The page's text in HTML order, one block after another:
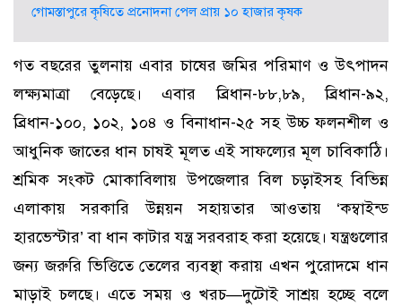
গোমস্তাপুরে কৃষিতে প্রনোদনা পেল প্রায় ১০ হাজার কৃষক
গত বছরের তুলনায় এবার চাষের জমির পরিমাণ ও উৎপাদন
লক্ষ্যমাত্রা বেড়েছে। এবার ব্রিধান-৮৮,৮৯, ব্রিধান-৯২,
ব্রিধান-১০০, ১০২, ১০৪ ও বিনাধান-২৫ সহ উচ্চ ফলনশীল ও
আধুনিক জাতের ধান চাষই মূলত এই সাফল্যের মূল চাবিকাঠি।
শ্রমিক সংকট মোকাবিলায় উপজেলার বিল চড়াইসহ বিভিন্ন
এলাকায় সরকারি উন্নয়ন সহায়তার আওতায় ‘কম্বাইন্ড
হারভেস্টার’ বা ধান কাটার যন্ত্র সরবরাহ করা হয়েছে। যন্ত্রগুলোর
জন্য জরুরি ভিত্তিতে তেলের ব্যবস্থা করায় এখন পুরোদমে ধান
মাড়াই চলছে। এতে সময় ও খরচ—দুটোই সাশ্রয় হচ্ছে বলে